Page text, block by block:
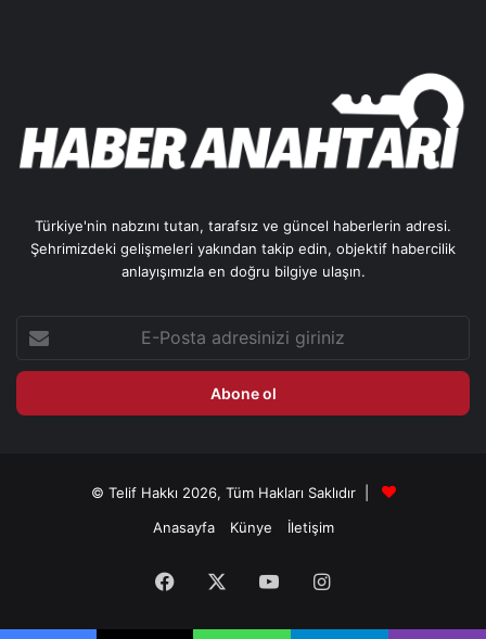
Türkiye'nin nabzını tutan, tarafsız ve güncel haberlerin adresi.
Şehrimizdeki gelişmeleri yakından takip edin, objektif habercilik
anlayışımızla en doğru bilgiye ulaşın.
Posta
adresinizi
© Telif Hakkı 2026, Tüm Hakları Saklıdır |
Anasayfa
Künye İletişim
Facebook YouTubeInstagram